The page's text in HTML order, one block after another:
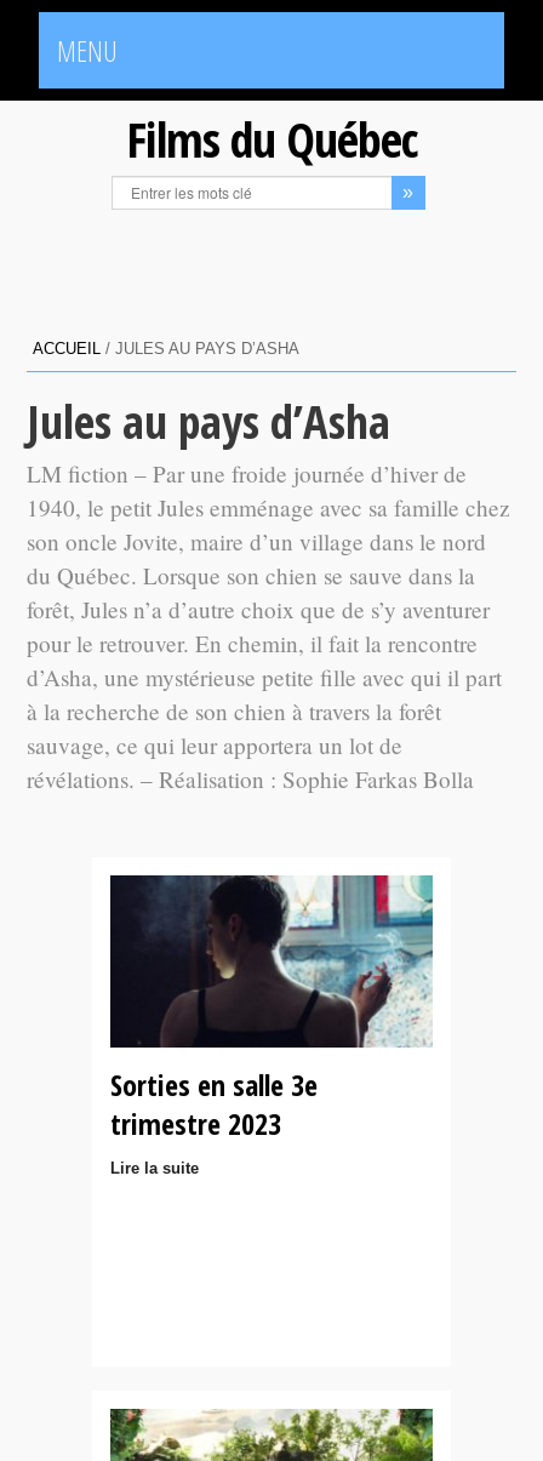
MENU
Films du Québec
ACCUEIL /JULES AU PAYS D’ASHA
Jules au pays d’Asha
LM fiction – Par une froide journée d’hiver de
1940, le petit Jules emménage avec sa famille chez
son oncle Jovite, maire d’un village dans le nord
du Québec. Lorsque son chien se sauve dans la
forêt, Jules n’a d’autre choix que de s’y aventurer
pour le retrouver. En chemin, il fait la rencontre
d’Asha, une mystérieuse petite fille avec qui il part
à la recherche de son chien à travers la forêt
sauvage, ce qui leur apportera un lot de
révélations. – Réalisation : Sophie Farkas Bolla
Sorties en salle 3e
trimestre 2023
Lire la suite